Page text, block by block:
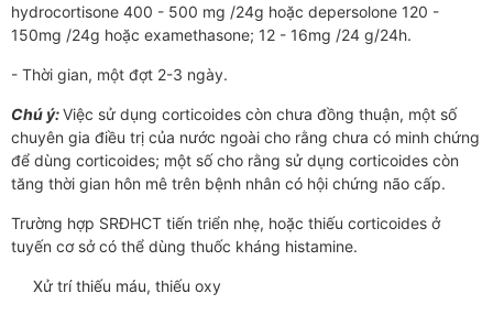
hydrocortisone 400 - 500 mg /24g hoặc depersolone 120 -
150mg /24g hoặc examethasone; 12 - 16mg /24 g/24h.
- Thời gian, một đợt 2-3 ngày.
Chú ý:Việc sử dụng corticoides còn chưa đồng thuận, một số
chuyên gia điều trị của nước ngoài cho rằng chưa có minh chứng
để dùng corticoides; một số cho rằng sử dụng corticoides còn
tăng thời gian hôn mê trên bệnh nhân có hội chứng não cấp.
Trường hợp SRĐHCT tiến triển nhẹ, hoặc thiếu corticoides ở
tuyến cơ sở có thể dùng thuốc kháng histamine.
Xử trí thiếu máu, thiếu oxy